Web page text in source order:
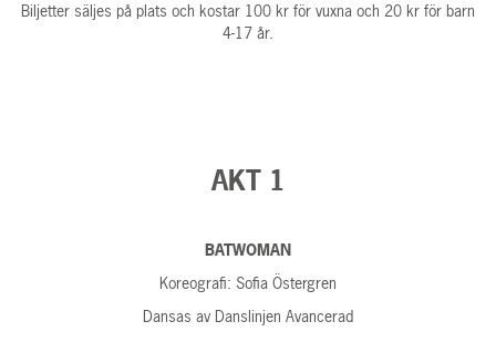
Biljetter säljes på plats och kostar 100 kr för vuxna och 20 kr för barn
4-17 år.
AKT 1
BATWOMAN
Koreografi: Sofia Östergren
Dansas av Danslinjen Avancerad